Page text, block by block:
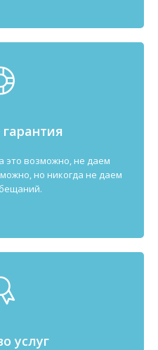
это возможно, не даем
но никогда не даем
услуг